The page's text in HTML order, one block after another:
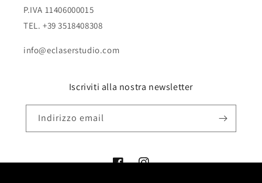
P.IVA 11406000015
TEL. +39 3518408308
info@eclaserstudio.com
Iscriviti alla nostra newsletter
Indirizzo email